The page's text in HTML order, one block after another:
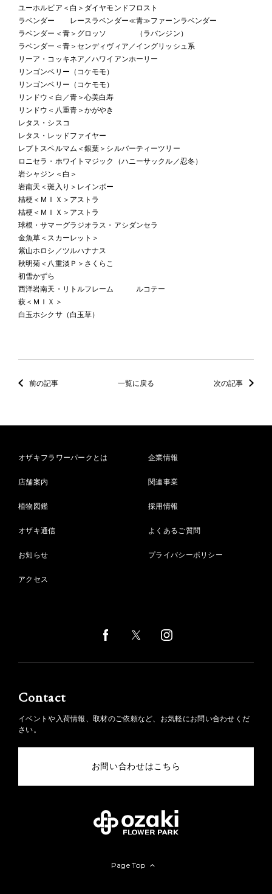
ユーホルビア＜白＞ダイヤモンドフロスト
ラベンダー レースラベンダー≪青≫ファーンラベンダー
ラベンダー＜青＞グロッソ （ラバンジン）
ラベンダー＜青＞センディヴィア／イングリッシュ系
リーア・コッキネア／ハワイアンホーリー
リンゴンベリー（コケモモ）
リンゴンベリー（コケモモ）
リンドウ＜白／青＞心美白寿
リンドウ＜八重青＞かがやき
レタス・シスコ
レタス・レッドファイヤー
レプトスペルマム＜銀葉＞シルバーティーツリー
ロニセラ・ホワイトマジック（ハニーサックル／忍冬）
岩シャジン＜白＞
岩南天＜斑入り＞レインボー
桔梗＜ＭＩＸ＞アストラ
桔梗＜ＭＩＸ＞アストラ
球根・サマーグラジオラス・アシダンセラ
金魚草＜スカーレット＞
紫山ホロシ／ツルハナナス
秋明菊＜八重淡Ｐ＞さくらこ
初雪かずら
西洋岩南天・リトルフレーム ルコテー
萩＜ＭＩＸ＞
白玉ホシクサ（白玉草）
前の記事 一覧に戻る 次の記事
オザキフラワーパークとは
店舗案内
植物図鑑
オザキ通信
お知らせ
アクセス
企業情報
関連事業
採用情報
よくあるご質問
プライバシーポリシー
Contact
イベントや入荷情報、取材のご依頼など、お気軽にお問い合わせくだ
さい。
お問い合わせはこちら
Page Top